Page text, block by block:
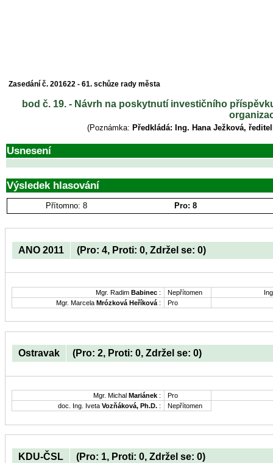
Zasedání č. 201622 - 61. schůze rady města
bod č. 19. - Návrh na poskytnutí investičního
(Poznámka: Předkládá: Ing. Hana Ježková,
Usnesení
Výsledek hlasování
Přítomno: 8 Pro: 8
ANO 2011 (Pro: 4, Proti: 0, Zdržel se: 0)
Mgr. Radim Babinec : Nepřítomen
Mgr. Marcela Mrózková Heříková : Pro
Ostravak (Pro: 2, Proti: 0, Zdržel se: 0)
Mgr. Michal Mariánek :
Pro
doc. Ing. Iveta Vozňáková, Ph.D. : Nepřítomen
KDU-ČSL (Pro: 1, Proti: 0, Zdržel se: 0)